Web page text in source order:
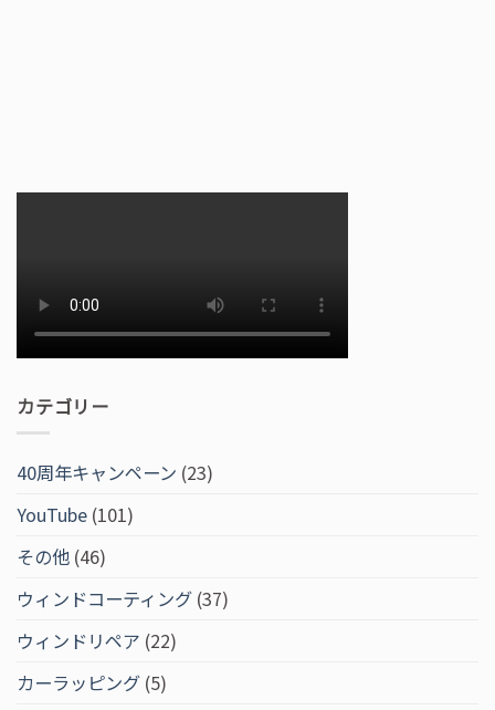
カテゴリー
40周年キャンペーン (23)
YouTube (101)
その他 (46)
ウィンドコーティング (37)
ウィンドリペア (22)
カーラッピング (5)